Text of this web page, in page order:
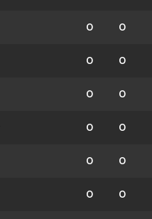
0 0
0 0
0 0
0 0
0 0
0 0